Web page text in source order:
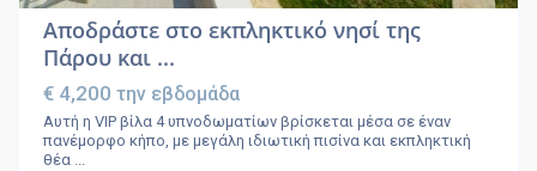
Αποδράστε στο εκπληκτικό νησί της
Πάρου και ...
€ 4,200την εβδομάδα
Αυτή η VIP βίλα 4 υπνοδωματίων βρίσκεται μέσα σε έναν
πανέμορφο κήπο, με μεγάλη ιδιωτική πισίνα και εκπληκτική
θέα ...